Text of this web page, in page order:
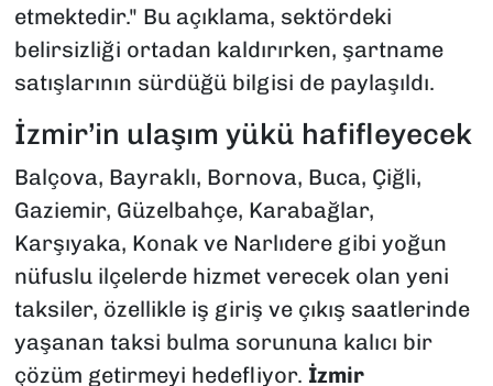
etmektedir." Bu açıklama, sektördeki
belirsizliği ortadan kaldırırken, şartname
satışlarının sürdüğü bilgisi de paylaşıldı.
İzmir’in ulaşım yükü hafifleyecek
Balçova, Bayraklı, Bornova, Buca, Çiğli,
Gaziemir, Güzelbahçe, Karabağlar,
Karşıyaka, Konak ve Narlıdere gibi yoğun
nüfuslu ilçelerde hizmet verecek olan yeni
taksiler, özellikle iş giriş ve çıkış saatlerinde
yaşanan taksi bulma sorununa kalıcı bir
çözüm getirmeyi hedefliyor. İzmir